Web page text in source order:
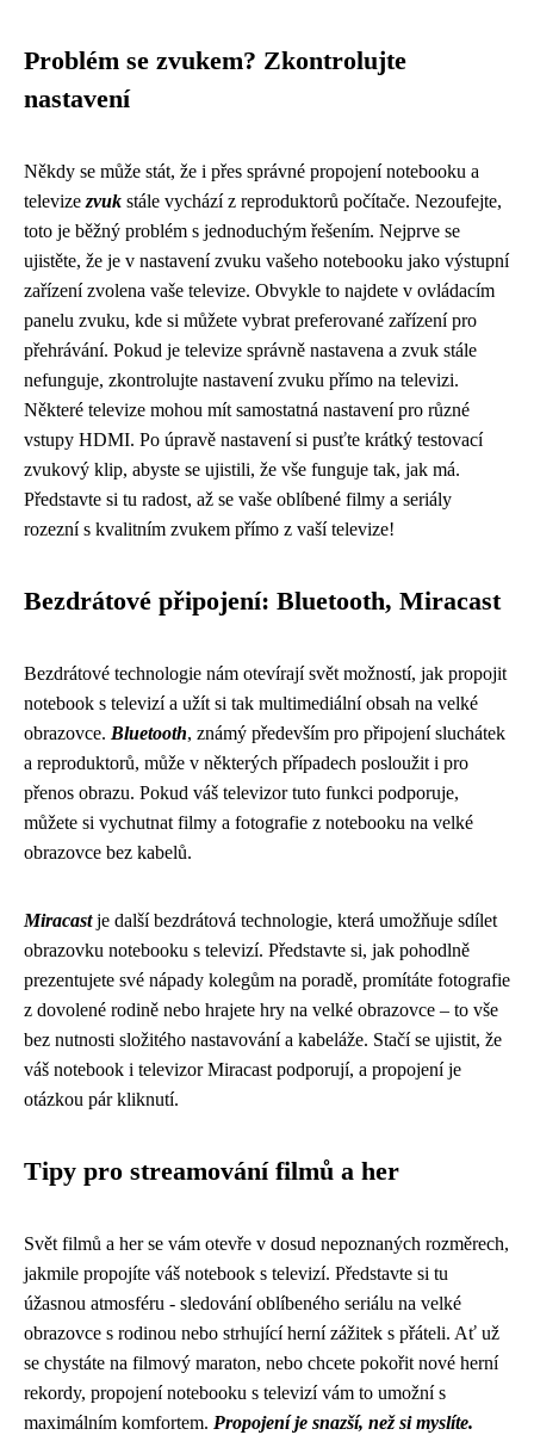
Problém se zvukem? Zkontrolujte
nastavení
Někdy se může stát, že i přes správné propojení notebooku a
televize zvuk stále vychází z reproduktorů počítače. Nezoufejte,
toto je běžný problém s jednoduchým řešením. Nejprve se
ujistěte, že je v nastavení zvuku vašeho notebooku jako výstupní
zařízení zvolena vaše televize. Obvykle to najdete v ovládacím
panelu zvuku, kde si můžete vybrat preferované zařízení pro
přehrávání. Pokud je televize správně nastavena a zvuk stále
nefunguje, zkontrolujte nastavení zvuku přímo na televizi.
Některé televize mohou mít samostatná nastavení pro různé
vstupy HDMI. Po úpravě nastavení si pusťte krátký testovací
zvukový klip, abyste se ujistili, že vše funguje tak, jak má.
Představte si tu radost, až se vaše oblíbené filmy a seriály
rozezní s kvalitním zvukem přímo z vaší televize!
Bezdrátové připojení: Bluetooth, Miracast
Bezdrátové technologie nám otevírají svět možností, jak propojit
notebook s televizí a užít si tak multimediální obsah na velké
obrazovce. Bluetooth, známý především pro připojení sluchátek
a reproduktorů, může v některých případech posloužit i pro
přenos obrazu. Pokud váš televizor tuto funkci podporuje,
můžete si vychutnat filmy a fotografie z notebooku na velké
obrazovce bez kabelů.
Miracastje další bezdrátová technologie, která umožňuje sdílet
obrazovku notebooku s televizí. Představte si, jak pohodlně
prezentujete své nápady kolegům na poradě, promítáte fotografie
z dovolené rodině nebo hrajete hry na velké obrazovce – to vše
bez nutnosti složitého nastavování a kabeláže. Stačí se ujistit, že
váš notebook i televizor Miracast podporují, a propojení je
otázkou pár kliknutí.
Tipy pro streamování filmů a her
Svět filmů a her se vám otevře v dosud nepoznaných rozměrech,
jakmile propojíte váš notebook s televizí. Představte si tu
úžasnou atmosféru - sledování oblíbeného seriálu na velké
obrazovce s rodinou nebo strhující herní zážitek s přáteli. Ať už
se chystáte na filmový maraton, nebo chcete pokořit nové herní
rekordy, propojení notebooku s televizí vám to umožní s
maximálním komfortem. Propojení je snazší, než si myslíte.